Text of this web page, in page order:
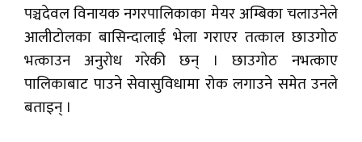
पञ्चदेवल विनायक नगरपालिकाका मेयर अम्बिका चलाउनेले
आलीटोलका बासिन्दालाई भेला गराएर तत्काल छाउगोठ
भत्काउन अनुरोध गरेकी छन् । छाउगोठ नभत्काए
पालिकाबाट पाउने सेवासुविधामा रोक लगाउने समेत उनले
बताइन् ।